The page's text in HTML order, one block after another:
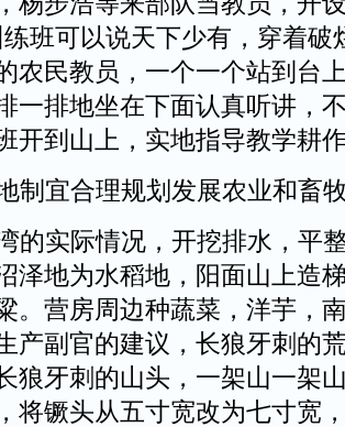
班可以说天下少有，穿着破
农民教员，一个一个站到台
一排地坐在下面认真听讲，
开到山上，实地指导教学耕
制宜合理规划发展农业和畜
的实际情况，开挖排水，平
泽地为水稻地，阳面山上造
。营房周边种蔬菜，洋芋，
产副官的建议，长狼牙刺的
狼牙刺的山头，一架山一架
将镢头从五寸宽改为七寸宽